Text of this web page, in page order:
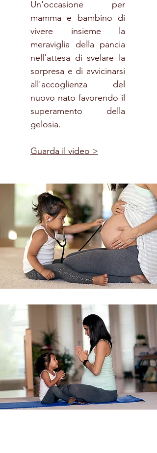
Un'occasione per
mamma e bambino di
vivere insieme la
meraviglia della pancia
nell'attesa di svelare la
sorpresa e di avvicinarsi
all'accoglienza del
nuovo nato favorendo il
superamento della
gelosia.
Guarda il video >